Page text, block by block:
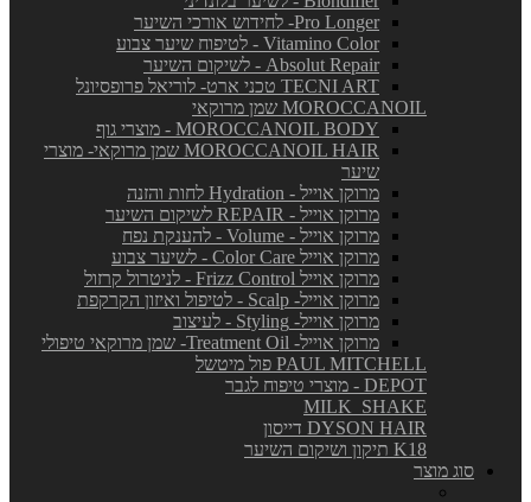
Pro Longer- לחידוש אורכי השיער
Vitamino Color - לטיפוח שיער צבוע
Absolut Repair - לשיקום השיער
TECNI ART טכני ארט- לוריאל פרופסיונל
MOROCCANOIL שמן מרוקאי
MOROCCANOIL BODY - מוצרי גוף
MOROCCANOIL HAIR שמן מרוקאי- מוצרי
שיער
מרוקן אוייל - Hydration לחות והזנה
מרוקן אוייל - REPAIR לשיקום השיער
מרוקן אוייל - Volume - להענקת נפח
מרוקן אוייל Color Care - לשיער צבוע
מרוקן אוייל Frizz Control - לניטרול קרזול
מרוקן אוייל- Scalp - לטיפול ואיזון הקרקפת
מרוקן אוייל- Styling - לעיצוב
מרוקן אוייל- Treatment Oil- שמן מרוקאי טיפולי
PAUL MITCHELL פול מיטשל
DEPOT - מוצרי טיפוח לגבר
MILK_SHAKE
DYSON HAIR דייסון
K18 תיקון ושיקום השיער
סוג מוצר